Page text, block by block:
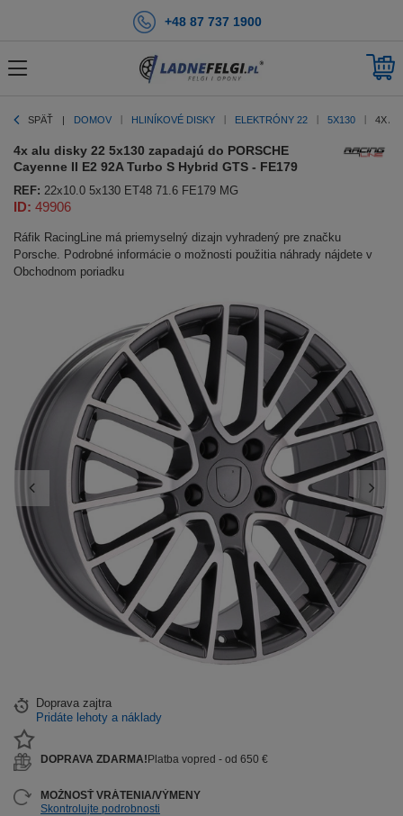
+48 87 737 1900
SPÄŤ DOMOV HLINÍKOVÉ DISKY ELEKTRÓNY 22 5X130 4X
4x alu disky 22 5x130 zapadajú do PORSCHE
Cayenne II E2 92A Turbo S Hybrid GTS - FE179
REF: 22x10.0 5x130 ET48 71.6 FE179 MG
ID: 49906
Ráfik RacingLine má priemyselný dizajn vyhradený pre značku
Porsche. Podrobné informácie o možnosti použitia náhrady nájdete v
Obchodnom poriadku
Doprava zajtra
Pridáte lehoty a náklady
DOPRAVA ZDARMA! Platba vopred - od 650 €
MOŽNOSŤ VRÁTENIA/VÝMENY
Skontrolujte podrobnosti